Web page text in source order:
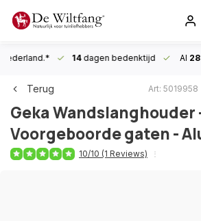
14dagen bedenktijd Al
Terug Art: 5019958
GekaWandslanghouder
Voorgeboorde gaten -
10/10 (1 Reviews)